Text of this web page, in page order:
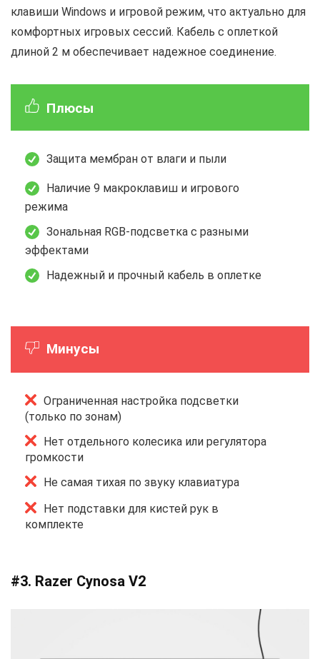
клавиши Windows и игровой режим, что актуально для
комфортных игровых сессий. Кабель с оплеткой
длиной 2 м обеспечивает надежное соединение.
Плюсы
Защита мембран от влаги и пыли
Наличие 9 макроклавиш и игрового
режима
Зональная RGB-подсветка с разными
эффектами
Надежный и прочный кабель в оплетке
Минусы
Ограниченная настройка подсветки
(только по зонам)
Нет отдельного колесика или регулятора
громкости
Не самая тихая по звуку клавиатура
Нет подставки для кистей рук в
комплекте
#3. Razer Cynosa V2